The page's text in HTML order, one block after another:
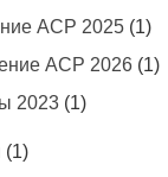
АСР 2025(1)
АСР 2026(1)
2023(1)
(1)